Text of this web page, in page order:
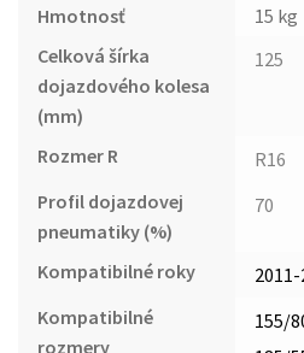
Hmotnosť
15 kg
Celková šírka
dojazdového kolesa
(mm)
125
Rozmer R
R16
Profil dojazdovej
pneumatiky (%)
70
Kompatibilné roky
Kompatibilné
rozmery
155/